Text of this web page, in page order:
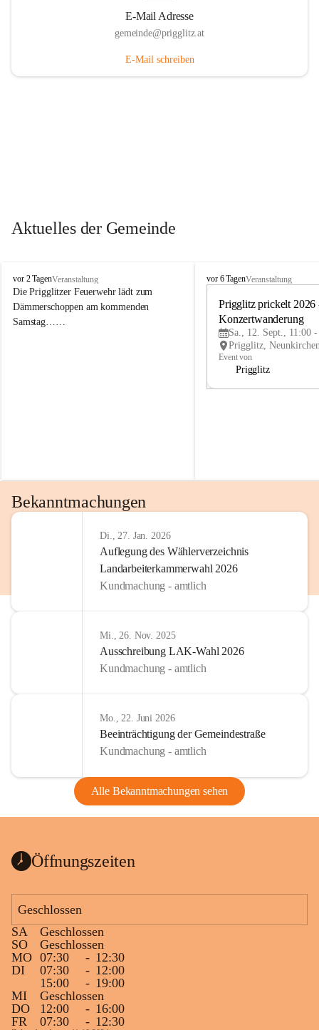
E-Mail Adresse
gemeinde@prigglitz.at
E-Mail schreiben
Aktuelles der Gemeinde
P
r
i
g
vor 2 TagenVeranstaltung
Die Prigglitzer Feuerwehr lädt zum
Dämmerschoppen am kommenden
Samstag……
P
vor 6 TagenVeranstaltung
Prigglitz prickelt 2026
Konzertwanderung
Sa., 12. Sept., 11:00
Event von
Prigglitz
Bekanntmachungen
Di., 27. Jan. 2026
Auflegung des Wählerverzeichnis
Landarbeiterkammerwahl 2026
Kundmachung - amtlich
Mi., 26. Nov. 2025
Ausschreibung LAK-Wahl 2026
Kundmachung - amtlich
Mo., 22. Juni 2026
Beeinträchtigung der Gemeindestraße
Kundmachung - amtlich
Alle Bekanntmachungen sehen
Öffnungszeiten
Geschlossen
SA
Geschlossen
SO
Geschlossen
MO 07:30 - 12:30
DI
07:30 - 12:00
15:00
- 19:00
MI
Geschlossen
DO
12:00 - 16:00
FR
07:30 - 12:30